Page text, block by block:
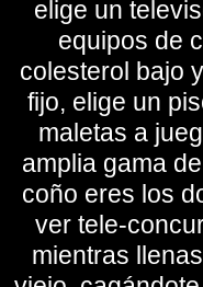
elige un
equipos de
colesterol bajo
fijo, elige un
maletas a
amplia gama
coño eres los
ver tele-
mientras